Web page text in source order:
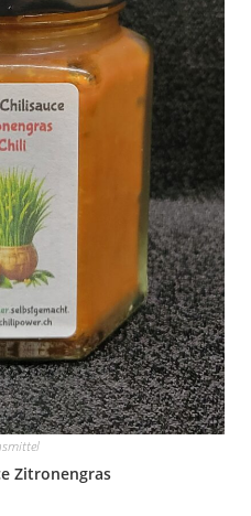
Zitronengras